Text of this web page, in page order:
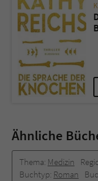
Ähnliche
Thema: Medizin
Buchtyp: Roman